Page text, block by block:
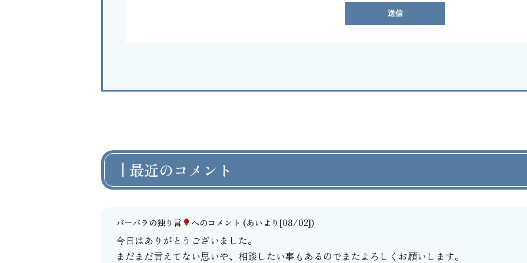
最近のコメント
バーバラの独り言 へのコメント (あいより[08/02])
今日はありがとうございました。
まだまだ言えてない思いや、相談したい事もあるのでまたよろしくお願いします。